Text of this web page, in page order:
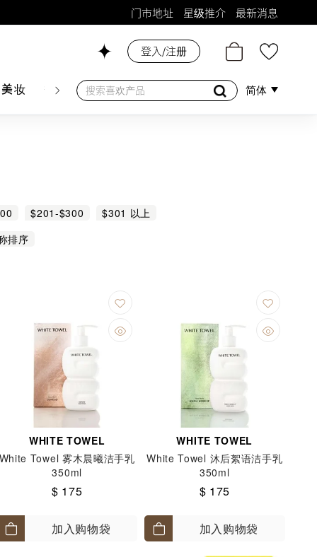
门市地址 星级推介 最新消息
妆 香水香薰 个人护理 母婴护理 游戏及精品
登入/注册
简体
$201-$300
$301 以上
排序
WHITE TOWEL
Towel 雾木晨曦洁手乳
350ml
$ 175
加入购物袋
WHITE TOWEL
White Towel 沐后絮语洁手乳
350ml
$ 175
加入购物袋